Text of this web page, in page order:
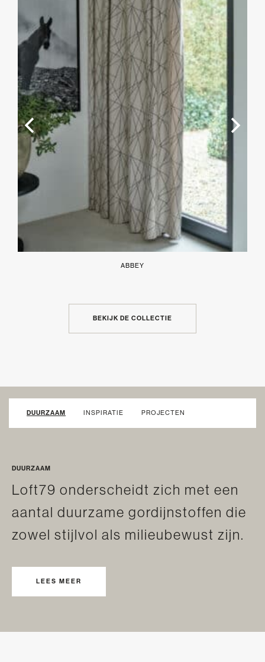
ABBEY
BEKIJK DE COLLECTIE
DUURZAAM INSPIRATIE PROJECTEN
DUURZAAM
Loft79 onderscheidt zich met een
aantal duurzame gordijnstoffen die
zowel stijlvol als milieubewust zijn.
LEES MEER